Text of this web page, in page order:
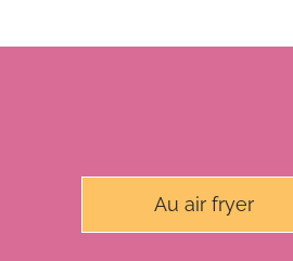
Au air fryer